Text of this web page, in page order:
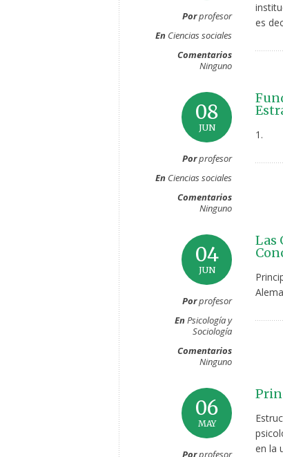
Porprofesor
En Ciencias sociales
Comentarios
Ninguno
es
08
JUN
Porprofesor
En Ciencias sociales
Comentarios
Ninguno
1.
04
JUN
Porprofesor
EnPsicología y
Sociología
Comentarios
Ninguno
Las
06
MAY
Porprofesor
en la